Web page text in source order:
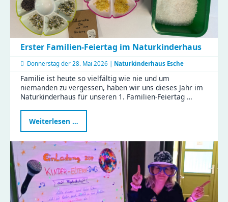
Erster Familien-Feiertag im Naturkinderhaus
Donnerstag der 28. Mai 2026 | Naturkinderhaus Esche
Familie ist heute so vielfältig wie nie und um
niemanden zu vergessen, haben wir uns dieses Jahr im
Naturkinderhaus für unseren 1. Familien-Feiertag …
Weiterlesen …
Familien-
Feiertag
Naturkinderhaus